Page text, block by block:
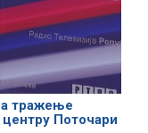
тражење
Поточари